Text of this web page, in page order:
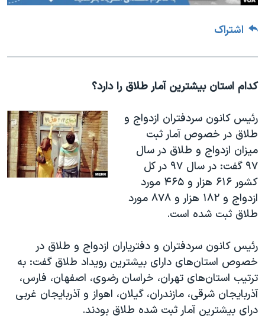
اشتراک
کدام استان بیشترین آمار طلاق را دارد؟
رئیس کانون سردفتران ازدواج و
طلاق در خصوص آمار ثبت
میزان ازدواج و طلاق در سال
۹۷ گفت: در سال ۹۷ در کل
کشور ۶۱۶ هزار و ۴۶۵ مورد
ازدواج و ۱۸۲ هزار و ۸۷۸ مورد
طلاق ثبت شده است.
رئیس کانون سردفتران و دفتریاران ازدواج و طلاق در
خصوص استان‌های دارای بیشترین رویداد طلاق گفت: به
ترتیب استان‌های تهران، خراسان رضوی، اصفهان، فارس،
آذربایجان شرقی، مازندران، گیلان، اهواز و آذربایجان غربی
درای بیشترین آمار ثبت شده طلاق بودند.